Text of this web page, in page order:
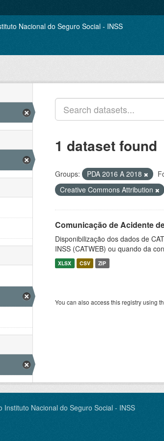
1 dataset found
Groups: PDA 2016 A 2018
Creative Commons Attribution
Comunicação de Acidente
Disponibilização dos dados de
INSS (CATWEB) ou quando da
XLSX CSV ZIP
You can also access this registry using
Nacional do Seguro Social - INSS